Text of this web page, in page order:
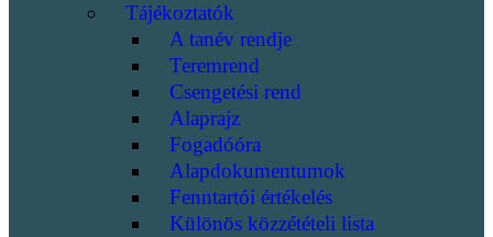
Tájékoztatók
A tanév rendje
Teremrend
Csengetési rend
Alaprajz
Fogadóóra
Alapdokumentumok
Fenntartói értékelés
Különös közzétételi lista